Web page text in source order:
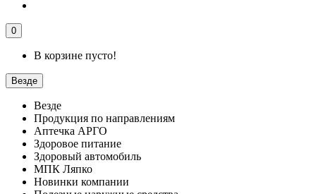
0
В корзине пусто!
Везде
Везде
Продукция по направлениям
Аптечка АРГО
Здоровое питание
Здоровый автомобиль
МПК Ляпко
Новинки компании